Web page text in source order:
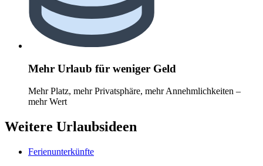
Mehr Urlaub für weniger Geld
Mehr Platz, mehr Privatsphäre, mehr Annehmlichkeiten –
mehr Wert
Weitere Urlaubsideen
Ferienunterkünfte